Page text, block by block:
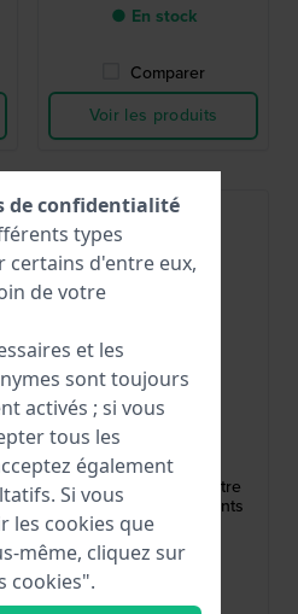
● En stock
Comparer
Voir les produits
Calypso Kids
K6068/4
Junior 32.5 mm Montre
numérique pour enfants
39,00 €
de confidentialité
types
certains d'entre eux,
de votre
et les
sont toujours
activés ; si vous
tous les
également
Si vous
les cookies que
même, cliquez sur
cookies".